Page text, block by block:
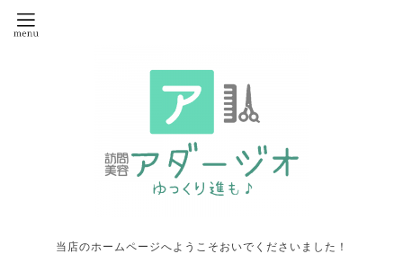
当店のホームページへようこそおいでくださいました！